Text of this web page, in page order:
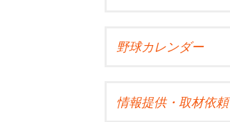
野球カレンダー
情報提供・取材依頼